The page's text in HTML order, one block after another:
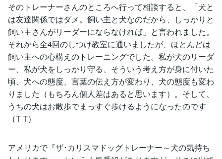
そのトレーナーさんのところへ行って相談すると、「犬と
は友達関係ではダメ。飼い主と犬なのだから、しっかりと
飼い主さんがリーダーにならなければ」と言われました。
それから全4回のしつけ教室に通いましたが、ほとんどは
飼い主への心構えのトレーニングでした。私が犬のリーダ
ー、私が犬をしっかり守る、そういう考え方が身に付いた
頃、犬への態度、言葉の伝え方が変わり、犬の態度も変わ
りました（もちろん個人差はあると思います）。そして、
うちの犬はお散歩でまっすぐ歩けるようになったのです
（T T）
アメリカで『ザ･カリスマドッグトレーナー～犬の気持ち